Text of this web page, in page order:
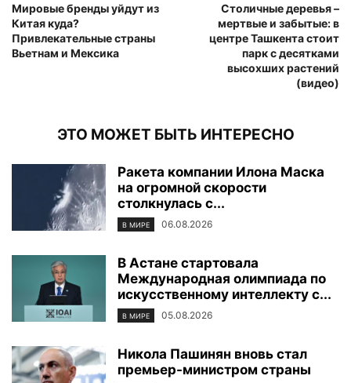
Мировые бренды уйдут из
Китая куда?
Привлекательные страны
Вьетнам и Мексика
Столичные деревья –
мертвые и забытые: в
центре Ташкента стоит
парк с десятками
высохших растений
(видео)
ЭТО МОЖЕТ БЫТЬ ИНТЕРЕСНО
Ракета компании Илона Маска
на огромной скорости
столкнулась с...
В МИРЕ 06.08.2026
В Астане стартовала
Международная олимпиада по
искусственному интеллекту с...
В МИРЕ 05.08.2026
Никола Пашинян вновь стал
премьер-министром страны